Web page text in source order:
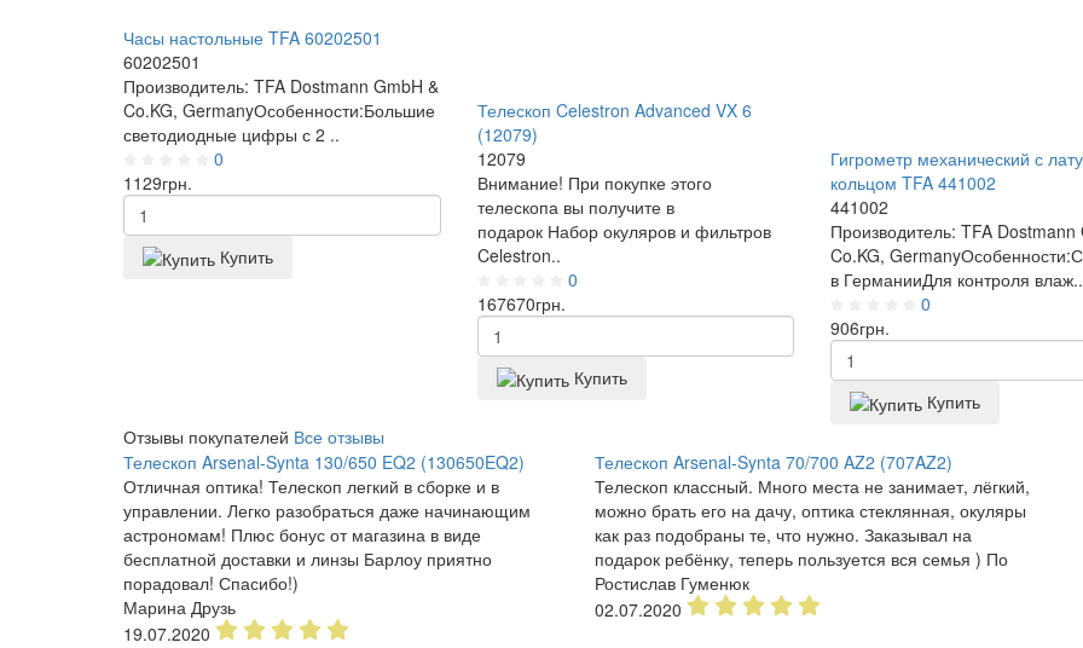
Часы настольные TFA 60202501
60202501
Производитель: TFA Dostmann GmbH &
Co.KG, GermanyОсобенности:Большие
светодиодные цифры с 2 ..
0
1129грн.
Купить
Телескоп Celestron Advanced VX 6
(12079)
12079
Внимание! При покупке этого
телескопа вы получите в
подарок Набор окуляров и фильтров
Celestron..
0
167670грн.
Купить
Гигрометр механический с
кольцом TFA 441002
441002
Производитель: TFA Dostmann
Co.KG,
в ГерманииДля контроля влаж..
0
906грн.
Купить
Отзывы покупателей Все отзывы
Телескоп Arsenal-Synta 130/650 EQ2 (130650EQ2)
Отличная оптика! Телескоп легкий в сборке и в
управлении. Легко разобраться даже начинающим
астрономам! Плюс бонус от магазина в виде
бесплатной доставки и линзы Барлоу приятно
порадовал! Спасибо!)
Марина Друзь
19.07.2020
Телескоп Arsenal-Synta 70/700 AZ2 (707AZ2)
Телескоп классный. Много места не занимает, лёгкий,
можно брать его на дачу, оптика стеклянная, окуляры
как раз подобраны те, что нужно. Заказывал на
подарок ребёнку, теперь пользуется вся семья ) По
Ростислав Гуменюк
02.07.2020